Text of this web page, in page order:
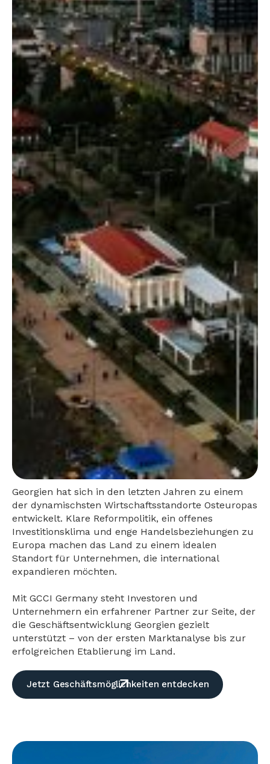
Georgien hat sich in den letzten Jahren zu einem
der dynamischsten Wirtschaftsstandorte Osteuropas
entwickelt. Klare Reformpolitik, ein offenes
Investitionsklima und enge Handelsbeziehungen zu
Europa machen das Land zu einem idealen
Standort für Unternehmen, die international
expandieren möchten.
Mit GCCI Germany steht Investoren und
Unternehmern ein erfahrener Partner zur Seite, der
die Geschäftsentwicklung Georgien gezielt
unterstützt – von der ersten Marktanalyse bis zur
erfolgreichen Etablierung im Land.
Jetzt Geschäftsmöglichkeiten entdecken